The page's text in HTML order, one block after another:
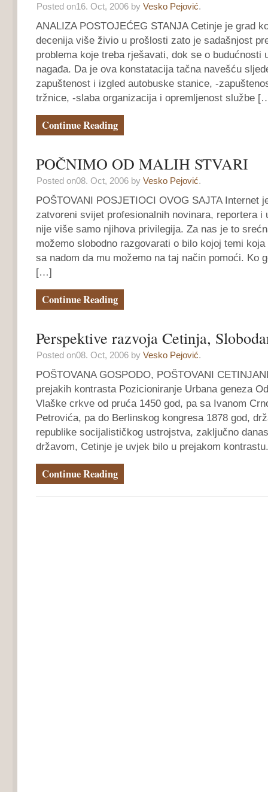
Posted on16. Oct, 2006 by Vesko Pejović.
ANALIZA POSTOJEĆEG STANJA Cetinje je grad
decenija više živio u prošlosti zato je sadašnjost
problema koje treba rješavati, dok se o budućnosti
nagađa. Da je ova konstatacija tačna navešću
zapuštenost i izgled autobuske stanice, -
tržnice, -slaba organizacija i opremljenost službe
Continue Reading
POČNIMO OD MALIH STVARI
Posted on08. Oct, 2006 by Vesko Pejović.
POŠTOVANI POSJETIOCI OVOG SAJTA Internet
zatvoreni svijet profesionalnih novinara, reportera i
nije više samo njihova privilegija. Za nas je to
možemo slobodno razgovarati o bilo kojoj temi
sa nadom da mu možemo na taj način pomoći. Ko
[…]
Continue Reading
Perspektive razvoja Cetinja,
Posted on08. Oct, 2006 by Vesko Pejović.
POŠTOVANA GOSPODO, POŠTOVANI
prejakih kontrasta Pozicioniranje Urbana geneza
Vlaške crkve od pruća 1450 god, pa sa Ivanom
Petrovića, pa do Berlinskog kongresa 1878 god,
republike socijalističkog ustrojstva, zaključno
državom, Cetinje je uvjek bilo u prejakom
Continue Reading